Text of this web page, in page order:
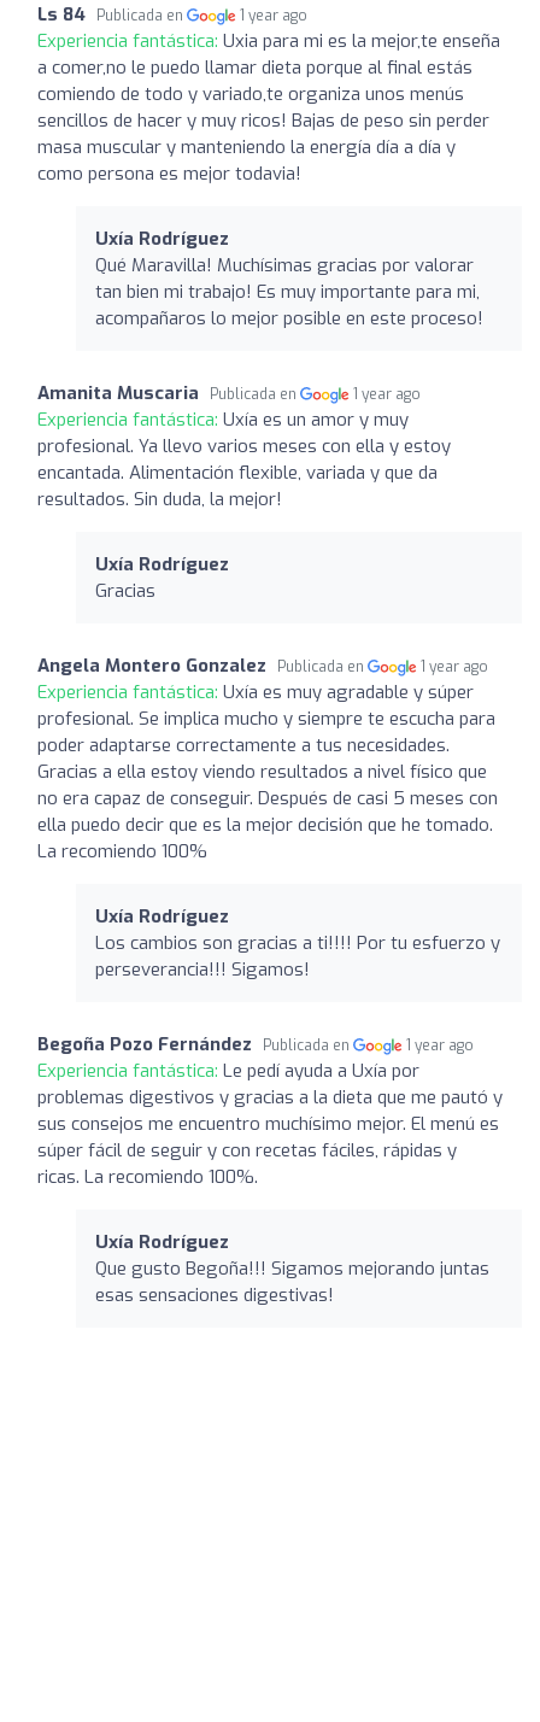
Ls 84 Publicada en 1 year ago
Experiencia fantástica: Uxia para mi es la mejor,te enseña
a comer,no le puedo llamar dieta porque al final estás
comiendo de todo y variado,te organiza unos menús
sencillos de hacer y muy ricos! Bajas de peso sin perder
masa muscular y manteniendo la energía día a día y
como persona es mejor todavia!
Uxía Rodríguez
Qué Maravilla! Muchísimas gracias por valorar
tan bien mi trabajo! Es muy importante para mi,
acompañaros lo mejor posible en este proceso!
Amanita Muscaria Publicada en 1 year ago
Experiencia fantástica: Uxía es un amor y muy
profesional. Ya llevo varios meses con ella y estoy
encantada. Alimentación flexible, variada y que da
resultados. Sin duda, la mejor!
Uxía Rodríguez
Gracias
Angela Montero Gonzalez Publicada en 1 year ago
Experiencia fantástica: Uxía es muy agradable y súper
profesional. Se implica mucho y siempre te escucha para
poder adaptarse correctamente a tus necesidades.
Gracias a ella estoy viendo resultados a nivel físico que
no era capaz de conseguir. Después de casi 5 meses con
ella puedo decir que es la mejor decisión que he tomado.
La recomiendo 100%
Uxía Rodríguez
Los cambios son gracias a ti!!!! Por tu esfuerzo y
perseverancia!!! Sigamos!
Begoña Pozo Fernández Publicada en 1 year ago
Experiencia fantástica: Le pedí ayuda a Uxía por
problemas digestivos y gracias a la dieta que me pautó y
sus consejos me encuentro muchísimo mejor. El menú es
súper fácil de seguir y con recetas fáciles, rápidas y
ricas. La recomiendo 100%.
Uxía Rodríguez
Que gusto Begoña!!! Sigamos mejorando juntas
esas sensaciones digestivas!